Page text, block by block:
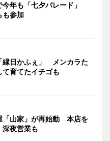
今年も「七夕パレード」
も参加
縁日かふぇ」 メンカラた
育てたイチゴも
「山家」が再始動 本店を
深夜営業も